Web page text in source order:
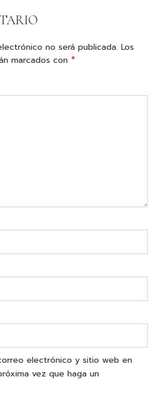
no será publicada. Los
marcados con *
electrónico y sitio web en
vez que haga un